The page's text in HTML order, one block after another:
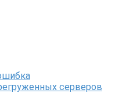
серверов